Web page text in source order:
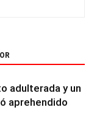
adulterada y un
aprehendido